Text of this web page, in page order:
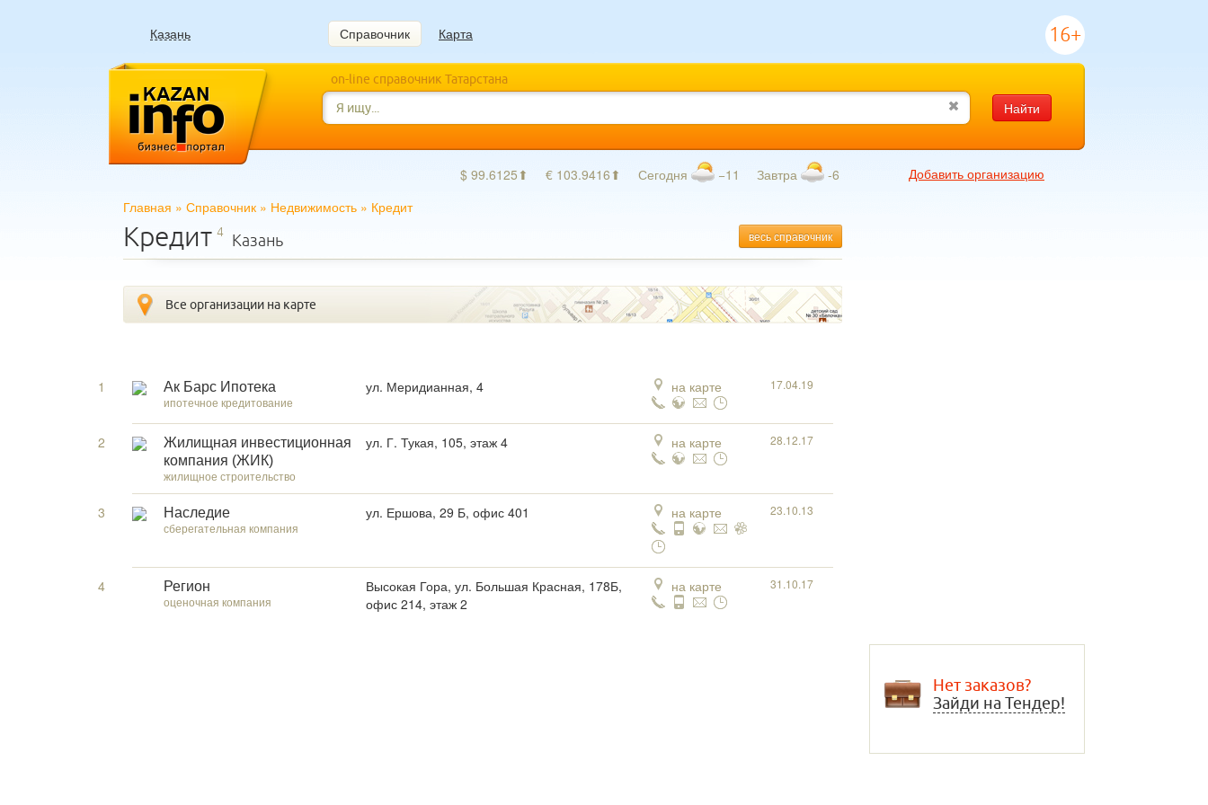
Казань Справочник Карта 16+
on-line справочник Татарстана
Найти
$ 99.6125⬆ € 103.9416⬆ Сегодня −11 Завтра -6
Добавить организацию
Главная » Справочник » Недвижимость » Кредит
весь справочник
Кредит 4 Казань
Все организации на карте
1
Ак Барс Ипотека
ипотечное кредитование
ул. Меридианная, 4 на карте 17.04.19
2
Жилищная инвестиционная
компания (ЖИК)
жилищное строительство
ул. Г. Тукая, 105, этаж 4 на карте 28.12.17
3
Наследие
сберегательная компания
ул. Ершова, 29 Б, офис 401 на карте 23.10.13
4
Регион
оценочная компания
Высокая Гора, ул. Большая Красная, 178Б,
офис 214, этаж 2
на карте 31.10.17
Нет заказов?
Зайди на Тендер!